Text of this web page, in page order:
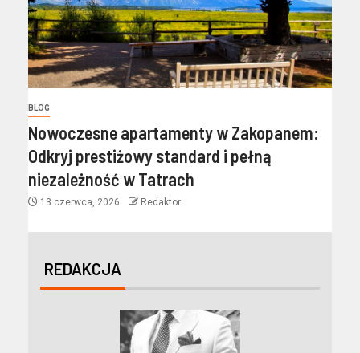
BLOG
Nowoczesne apartamenty w Zakopanem:
Odkryj prestiżowy standard i pełną
niezależność w Tatrach
13 czerwca, 2026 Redaktor
REDAKCJA